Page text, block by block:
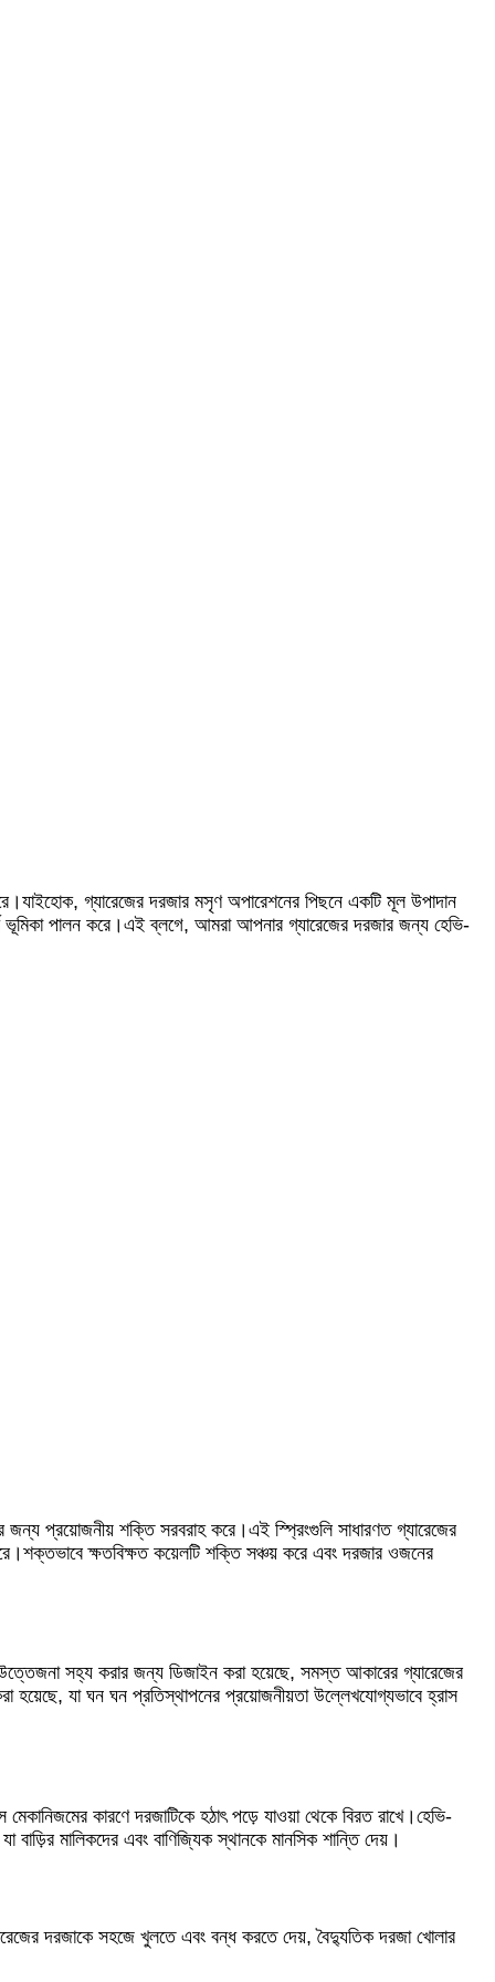
গ্যারেজের দরজার মসৃণ অপারেশনের পিছনে একটি মূল উপাদান
ভূমিকা পালন করে।এই ব্লগে, আমরা আপনার গ্যারেজের দরজার জন্য হেভি-
জন্য প্রয়োজনীয় শক্তি সরবরাহ করে।এই স্প্রিংগুলি সাধারণত গ্যারেজের
ক্ষতবিক্ষত কয়েলটি শক্তি সঞ্চয় করে এবং দরজার ওজনের
উত্তেজনা সহ্য করার জন্য ডিজাইন করা হয়েছে, সমস্ত আকারের গ্যারেজের
হয়েছে, যা ঘন ঘন প্রতিস্থাপনের প্রয়োজনীয়তা উল্লেখযোগ্যভাবে হ্রাস
মেকানিজমের কারণে দরজাটিকে হঠাৎ পড়ে যাওয়া থেকে বিরত রাখে।হেভি-
বাড়ির মালিকদের এবং বাণিজ্যিক স্থানকে মানসিক শান্তি দেয়।
দরজাকে সহজে খুলতে এবং বন্ধ করতে দেয়, বৈদ্যুতিক দরজা খোলার